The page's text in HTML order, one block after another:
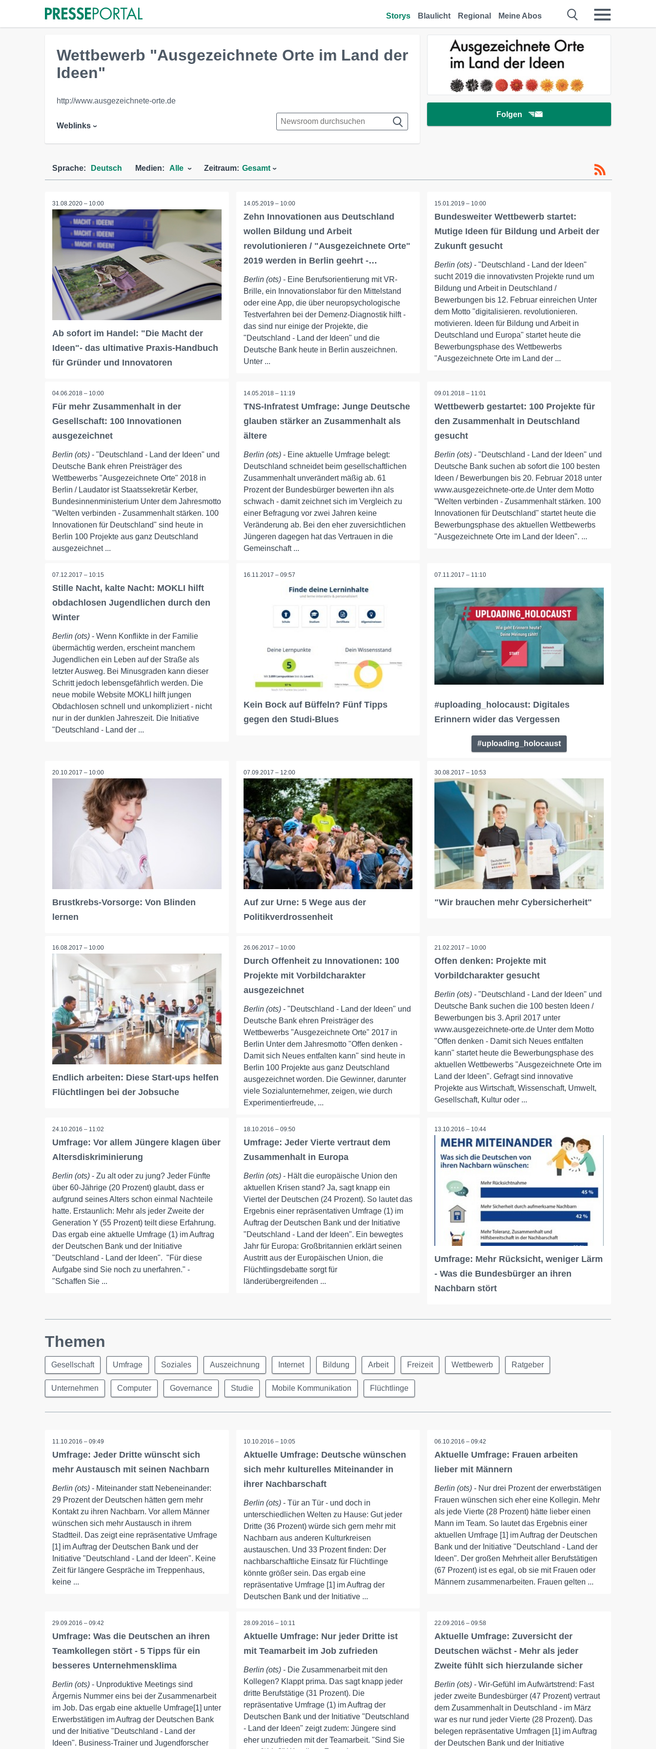
Storys Blaulicht Regional Meine Abos
Folgen
Wettbewerb "Ausgezeichnete Orte im Land der
Ideen"
http://www.ausgezeichnete-orte.de
Weblinks
Sprache: Deutsch Medien: Alle Zeitraum: Gesamt
31.08.2020 – 10:00
Ab sofort im Handel: "Die Macht der
Ideen"- das ultimative Praxis-Handbuch
für Gründer und Innovatoren
14.05.2019 – 10:00
Zehn Innovationen aus Deutschland
wollen Bildung und Arbeit
revolutionieren / "Ausgezeichnete Orte"
2019 werden in Berlin geehrt -…
Berlin (ots)- Eine Berufsorientierung mit VR-
Brille, ein Innovationslabor für den Mittelstand
oder eine App, die über neuropsychologische
Testverfahren bei der Demenz-Diagnostik hilft -
das sind nur einige der Projekte, die
"Deutschland - Land der Ideen" und die
Deutsche Bank heute in Berlin auszeichnen.
Unter ...
15.01.2019 – 10:00
Bundesweiter Wettbewerb startet:
Mutige Ideen für Bildung und Arbeit der
Zukunft gesucht
Berlin (ots) - "Deutschland - Land der Ideen"
sucht 2019 die innovativsten Projekte rund um
Bildung und Arbeit in Deutschland /
Bewerbungen bis 12. Februar einreichen Unter
dem Motto "digitalisieren. revolutionieren.
motivieren. Ideen für Bildung und Arbeit in
Deutschland und Europa" startet heute die
Bewerbungsphase des Wettbewerbs
"Ausgezeichnete Orte im Land der ...
04.06.2018 – 10:00
Für mehr Zusammenhalt in der
Gesellschaft: 100 Innovationen
ausgezeichnet
Berlin (ots) - "Deutschland - Land der Ideen" und
Deutsche Bank ehren Preisträger des
Wettbewerbs "Ausgezeichnete Orte" 2018 in
Berlin / Laudator ist Staatssekretär Kerber,
Bundesinnenministerium Unter dem Jahresmotto
"Welten verbinden - Zusammenhalt stärken. 100
Innovationen für Deutschland" sind heute in
Berlin 100 Projekte aus ganz Deutschland
ausgezeichnet ...
14.05.2018 – 11:19
TNS-Infratest Umfrage: Junge Deutsche
glauben stärker an Zusammenhalt als
ältere
Berlin (ots)- Eine aktuelle Umfrage belegt:
Deutschland schneidet beim gesellschaftlichen
Zusammenhalt unverändert mäßig ab. 61
Prozent der Bundesbürger bewerten ihn als
schwach - damit zeichnet sich im Vergleich zu
einer Befragung vor zwei Jahren keine
Veränderung ab. Bei den eher zuversichtlichen
Jüngeren dagegen hat das Vertrauen in die
Gemeinschaft ...
09.01.2018 – 11:01
Wettbewerb gestartet: 100 Projekte für
den Zusammenhalt in Deutschland
gesucht
Berlin (ots) - "Deutschland - Land der Ideen" und
Deutsche Bank suchen ab sofort die 100 besten
Ideen / Bewerbungen bis 20. Februar 2018 unter
www.ausgezeichnete-orte.de Unter dem Motto
"Welten verbinden - Zusammenhalt stärken. 100
Innovationen für Deutschland" startet heute die
Bewerbungsphase des aktuellen Wettbewerbs
"Ausgezeichnete Orte im Land der Ideen". ...
07.12.2017 – 10:15
Stille Nacht, kalte Nacht: MOKLI hilft
obdachlosen Jugendlichen durch den
Winter
Berlin (ots) - Wenn Konflikte in der Familie
übermächtig werden, erscheint manchem
Jugendlichen ein Leben auf der Straße als
letzter Ausweg. Bei Minusgraden kann dieser
Schritt jedoch lebensgefährlich werden. Die
neue mobile Website MOKLI hilft jungen
Obdachlosen schnell und unkompliziert - nicht
nur in der dunklen Jahreszeit. Die Initiative
"Deutschland - Land der ...
16.11.2017 – 09:57
Kein Bock auf Büffeln? Fünf Tipps
gegen den Studi-Blues
07.11.2017 – 11:10
#uploading_holocaust: Digitales
Erinnern wider das Vergessen
#uploading_holocaust
20.10.2017 – 10:00
Brustkrebs-Vorsorge: Von Blinden
lernen
07.09.2017 – 12:00
Auf zur Urne: 5 Wege aus der
Politikverdrossenheit
30.08.2017 – 10:53
"Wir brauchen mehr Cybersicherheit"
16.08.2017 – 10:00
Endlich arbeiten: Diese Start-ups helfen
Flüchtlingen bei der Jobsuche
26.06.2017 – 10:00
Durch Offenheit zu Innovationen: 100
Projekte mit Vorbildcharakter
ausgezeichnet
Berlin (ots)- "Deutschland - Land der Ideen" und
Deutsche Bank ehren Preisträger des
Wettbewerbs "Ausgezeichnete Orte" 2017 in
Berlin Unter dem Jahresmotto "Offen denken -
Damit sich Neues entfalten kann" sind heute in
Berlin 100 Projekte aus ganz Deutschland
ausgezeichnet worden. Die Gewinner, darunter
viele Sozialunternehmer, zeigen, wie durch
Experimentierfreude, ...
21.02.2017 – 10:00
Offen denken: Projekte mit
Vorbildcharakter gesucht
Berlin (ots) - "Deutschland - Land der Ideen" und
Deutsche Bank suchen die 100 besten Ideen /
Bewerbungen bis 3. April 2017 unter
www.ausgezeichnete-orte.de Unter dem Motto
"Offen denken - Damit sich Neues entfalten
kann" startet heute die Bewerbungsphase des
aktuellen Wettbewerbs "Ausgezeichnete Orte im
Land der Ideen". Gefragt sind innovative
Projekte aus Wirtschaft, Wissenschaft, Umwelt,
Gesellschaft, Kultur oder ...
24.10.2016 – 11:02
Umfrage: Vor allem Jüngere klagen über
Altersdiskriminierung
Berlin (ots) - Zu alt oder zu jung? Jeder Fünfte
über 60-Jährige (20 Prozent) glaubt, dass er
aufgrund seines Alters schon einmal Nachteile
hatte. Erstaunlich: Mehr als jeder Zweite der
Generation Y (55 Prozent) teilt diese Erfahrung.
Das ergab eine aktuelle Umfrage (1) im Auftrag
der Deutschen Bank und der Initiative
"Deutschland - Land der Ideen". "Für diese
Aufgabe sind Sie noch zu unerfahren." -
"Schaffen Sie ...
18.10.2016 – 09:50
Umfrage: Jeder Vierte vertraut dem
Zusammenhalt in Europa
Berlin (ots)- Hält die europäische Union den
aktuellen Krisen stand? Ja, sagt knapp ein
Viertel der Deutschen (24 Prozent). So lautet das
Ergebnis einer repräsentativen Umfrage (1) im
Auftrag der Deutschen Bank und der Initiative
"Deutschland - Land der Ideen". Ein bewegtes
Jahr für Europa: Großbritannien erklärt seinen
Austritt aus der Europäischen Union, die
Flüchtlingsdebatte sorgt für
länderübergreifenden ...
13.10.2016 – 10:44
Umfrage: Mehr Rücksicht, weniger Lärm
- Was die Bundesbürger an ihren
Nachbarn stört
Themen
Gesellschaft Umfrage Soziales Auszeichnung Internet Bildung Arbeit Freizeit Wettbewerb Ratgeber
Unternehmen Computer Governance Studie Mobile Kommunikation Flüchtlinge
11.10.2016 – 09:49
Umfrage: Jeder Dritte wünscht sich
mehr Austausch mit seinen Nachbarn
Berlin (ots) - Miteinander statt Nebeneinander:
29 Prozent der Deutschen hätten gern mehr
Kontakt zu ihren Nachbarn. Vor allem Männer
wünschen sich mehr Austausch in ihrem
Stadtteil. Das zeigt eine repräsentative Umfrage
[1] im Auftrag der Deutschen Bank und der
Initiative "Deutschland - Land der Ideen". Keine
Zeit für längere Gespräche im Treppenhaus,
keine ...
10.10.2016 – 10:05
Aktuelle Umfrage: Deutsche wünschen
sich mehr kulturelles Miteinander in
ihrer Nachbarschaft
Berlin (ots)- Tür an Tür - und doch in
unterschiedlichen Welten zu Hause: Gut jeder
Dritte (36 Prozent) würde sich gern mehr mit
Nachbarn aus anderen Kulturkreisen
austauschen. Und 33 Prozent finden: Der
nachbarschaftliche Einsatz für Flüchtlinge
könnte größer sein. Das ergab eine
repräsentative Umfrage [1] im Auftrag der
Deutschen Bank und der Initiative ...
06.10.2016 – 09:42
Aktuelle Umfrage: Frauen arbeiten
lieber mit Männern
Berlin (ots) - Nur drei Prozent der erwerbstätigen
Frauen wünschen sich eher eine Kollegin. Mehr
als jede Vierte (28 Prozent) hätte lieber einen
Mann im Team. So lautet das Ergebnis einer
aktuellen Umfrage [1] im Auftrag der Deutschen
Bank und der Initiative "Deutschland - Land der
Ideen". Der großen Mehrheit aller Berufstätigen
(67 Prozent) ist es egal, ob sie mit Frauen oder
Männern zusammenarbeiten. Frauen gelten ...
29.09.2016 – 09:42
Umfrage: Was die Deutschen an ihren
Teamkollegen stört - 5 Tipps für ein
besseres Unternehmensklima
Berlin (ots) - Unproduktive Meetings sind
Ärgernis Nummer eins bei der Zusammenarbeit
im Job. Das ergab eine aktuelle Umfrage[1] unter
Erwerbstätigen im Auftrag der Deutschen Bank
und der Initiative "Deutschland - Land der
Ideen". Business-Trainer und Jugendforscher
28.09.2016 – 10:11
Aktuelle Umfrage: Nur jeder Dritte ist
mit Teamarbeit im Job zufrieden
Berlin (ots)- Die Zusammenarbeit mit den
Kollegen? Klappt prima. Das sagt knapp jeder
dritte Berufstätige (31 Prozent). Die
repräsentative Umfrage (1) im Auftrag der
Deutschen Bank und der Initiative "Deutschland
- Land der Ideen" zeigt zudem: Jüngere sind
eher unzufrieden mit der Teamarbeit. "Sind Sie
22.09.2016 – 09:58
Aktuelle Umfrage: Zuversicht der
Deutschen wächst - Mehr als jeder
Zweite fühlt sich hierzulande sicher
Berlin (ots) - Wir-Gefühl im Aufwärtstrend: Fast
jeder zweite Bundesbürger (47 Prozent) vertraut
dem Zusammenhalt in Deutschland - im März
war es nur rund jeder Vierte (28 Prozent). Das
belegen repräsentative Umfragen [1] im Auftrag
der Deutschen Bank und der Initiative